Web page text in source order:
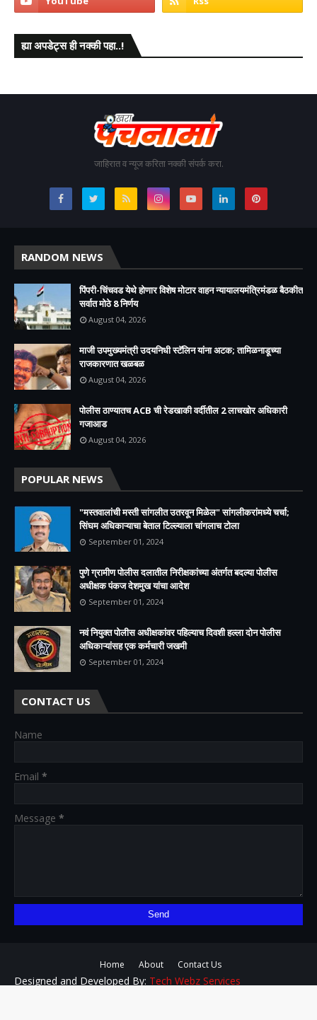
ह्या अपडेट्स ही नक्की पहा..!
जाहिरात व न्यूज करिता नक्की संपर्क करा.
RANDOM NEWS
पिंपरी-चिंचवड येथे होणार विशेष मोटार वाहन न्यायालयमंत्रिमंडळ बैठकीत
सर्वात मोठे 8 निर्णय
August 04, 2026
माजी उपमुख्यमंत्री उदयनिधी स्टॅलिन यांना अटक; तामिळनाडूच्या
राजकारणात खळबळ
August 04, 2026
पोलीस ठाण्यातच ACB ची रेडखाकी वर्दीतील 2 लाचखोर अधिकारी
गजाआड
August 04, 2026
POPULAR NEWS
"मस्तवालांची मस्ती सांगलीत उतरवून मिळेल" सांगलीकरांमध्ये चर्चा;
सिंघम अधिकाऱ्याचा बेताल टिल्ल्याला चांगलाच टोला
September 01, 2024
पुणे ग्रामीण पोलीस दलातील निरीक्षकांच्या अंतर्गत बदल्या पोलीस
अधीक्षक पंकज देशमुख यांचा आदेश
September 01, 2024
नवं नियुक्त पोलीस अधीक्षकांवर पहिल्याच दिवशी हल्ला दोन पोलीस
अधिकाऱ्यांसह एक कर्मचारी जखमी
September 01, 2024
CONTACT US
Name
Email *
Message *
Home About Contact Us
Designed and Developed By: Tech Webz Services